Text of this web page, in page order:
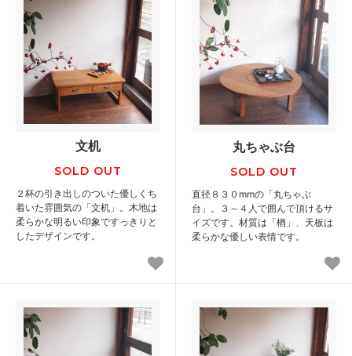
文机
SOLD OUT
２杯の引き出しのついた優しくち
着いた雰囲気の「文机」。木地は
柔らかな明るい印象ですっきりと
したデザインです。
丸ちゃぶ台
SOLD OUT
直径８３０mmの「丸ちゃぶ
台」。３～４人で囲んで頂けるサ
イズです。材質は「楢」、天板は
柔らかな優しい表情です。